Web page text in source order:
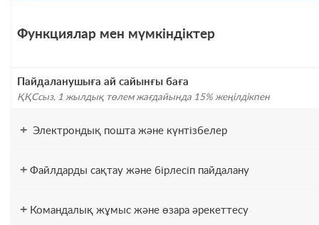
Функциялар мен мүмкіндіктер
Пайдаланушыға ай сайынғы баға
ҚҚСсыз, 1 жылдық төлем жағдайында 15% жеңілдікпен
+ Электрондық пошта және күнтізбелер
+ Файлдарды сақтау және бірлесіп пайдалану
+ Командалық жұмыс және өзара әрекеттесу